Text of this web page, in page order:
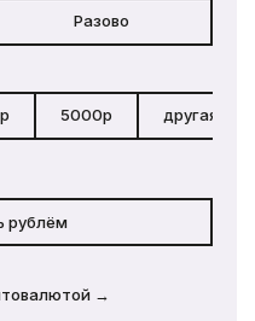
Разово
5000р другая
рублём
→